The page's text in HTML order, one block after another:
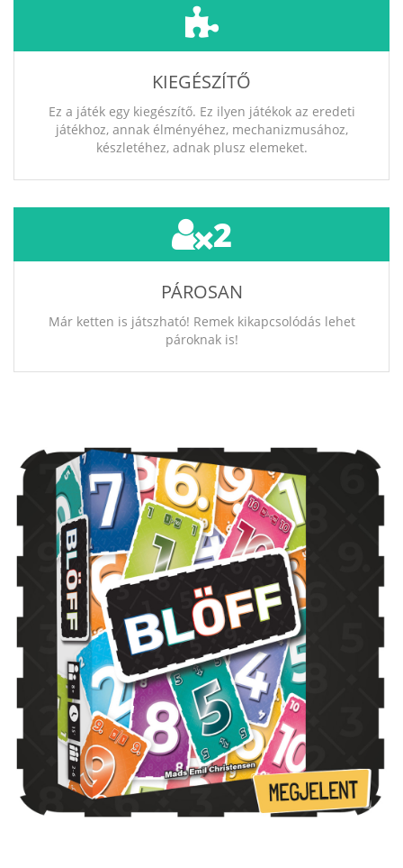
KIEGÉSZÍTŐ
Ez a játék egy kiegészítő. Ez ilyen játékok az eredeti
játékhoz, annak élményéhez, mechanizmusához,
készletéhez, adnak plusz elemeket.
2
PÁROSAN
Már ketten is játszható! Remek kikapcsolódás lehet
pároknak is!